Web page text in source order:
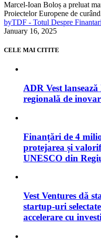
Marcel-Ioan Boloș a preluat
Proiectelor Europene de
byTDF - Totul Despre Finantari
January 16, 2025
CELE MAI CITITE
ADR Vest
regională de
Finanțări de 4
protejarea și
UNESCO din
Vest Ventures dă
startup-uri
accelerare cu